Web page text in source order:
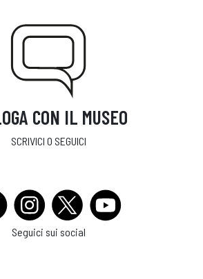
CON IL MUSEO
SCRIVICI O SEGUICI
Seguici sui social